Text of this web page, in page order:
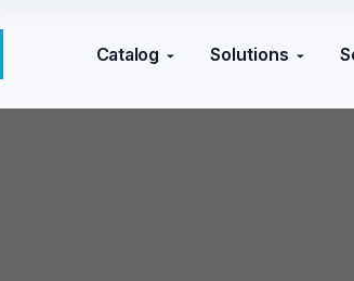
Catalog Solutions